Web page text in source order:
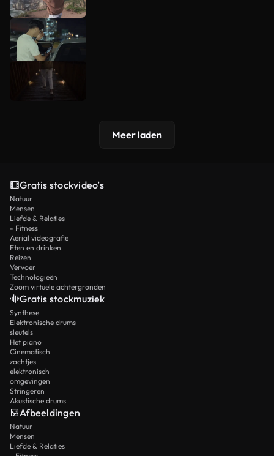
Meer laden
Gratis stockvideo’s
Natuur
Mensen
Liefde & Relaties
- Fitness
Aerial videografie
Eten en drinken
Reizen
Vervoer
Technologieën
Zoom virtuele achtergronden
Gratis stockmuziek
Synthese
Elektronische drums
sleutels
Het piano
Cinematisch
zachtjes
elektronisch
omgevingen
Stringeren
Akustische drums
Afbeeldingen
Natuur
Mensen
Liefde & Relaties